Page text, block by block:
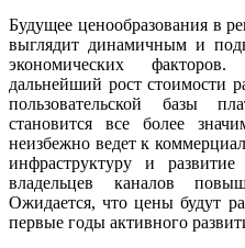
Будущее ценообразования в
выглядит динамичным и
экономических
дальнейший рост стоимости
пользовательской базы
становится все более
неизбежно ведет к
инфраструктуру и
владельцев каналов
Ожидается, что цены будут
первые годы активного